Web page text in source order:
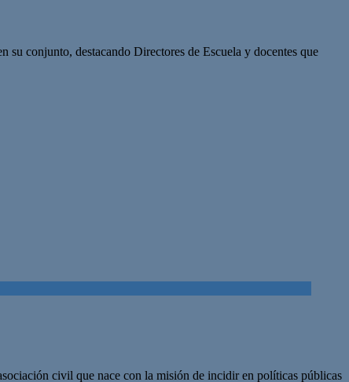
conjunto, destacando Directores de Escuela y docentes que
civil que nace con la misión de incidir en políticas públicas